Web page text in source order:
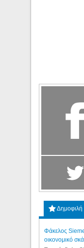
Δημοφιλή
Φάκελος
οικονομικό